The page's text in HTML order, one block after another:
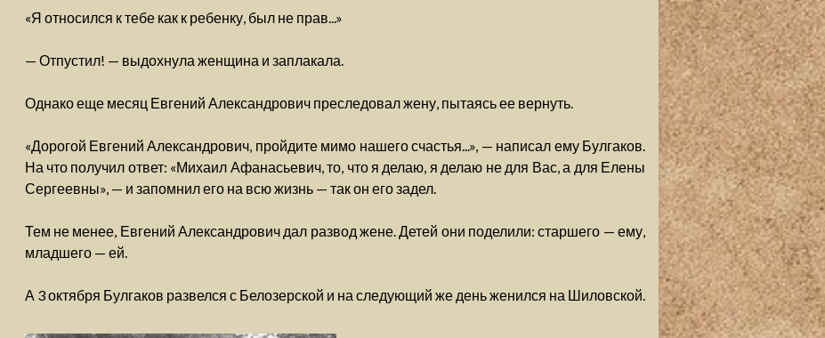
«Я относился к тебе как к ребенку, был не прав...»
— Отпустил! — выдохнула женщина и заплакала.
Однако еще месяц Евгений Александрович преследовал жену, пытаясь ее вернуть.
«Дорогой Евгений Александрович, пройдите мимо нашего счастья...», — написал ему Булгаков.
На что получил ответ: «Михаил Афанасьевич, то, что я делаю, я делаю не для Вас, а для Елены
Сергеевны», — и запомнил его на всю жизнь — так он его задел.
Тем не менее, Евгений Александрович дал развод жене. Детей они поделили: старшего — ему,
младшего — ей.
А 3 октября Булгаков развелся с Белозерской и на следующий же день женился на Шиловской.